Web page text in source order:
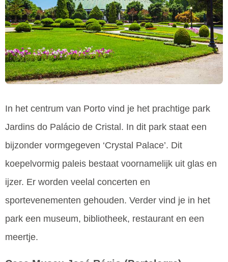
In het centrum van Porto vind je het prachtige park
Jardins do Palácio de Cristal. In dit park staat een
bijzonder vormgegeven ‘Crystal Palace’. Dit
koepelvormig paleis bestaat voornamelijk uit glas en
ijzer. Er worden veelal concerten en
sportevenementen gehouden. Verder vind je in het
park een museum, bibliotheek, restaurant en een
meertje.